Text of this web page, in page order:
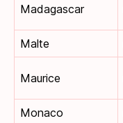
Madagascar
Malte
Maurice
Monaco